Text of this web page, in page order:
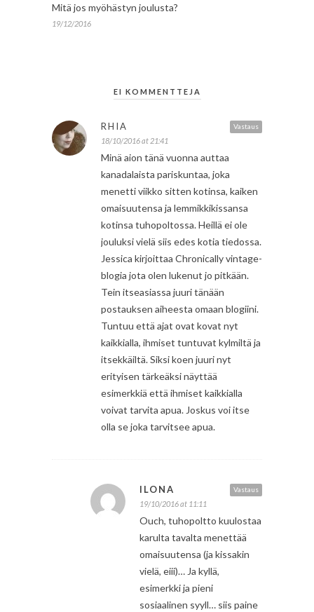
Mitä jos myöhästyn joulusta?
19/12/2016
EI KOMMENTTEJA
Vastaus
RHIA
18/10/2016 at 21:41
Minä aion tänä vuonna auttaa
kanadalaista pariskuntaa, joka
menetti viikko sitten kotinsa, kaiken
omaisuutensa ja lemmikkikissansa
kotinsa tuhopoltossa. Heillä ei ole
jouluksi vielä siis edes kotia tiedossa.
Jessica kirjoittaa Chronically vintage-
blogia jota olen lukenut jo pitkään.
Tein itseasiassa juuri tänään
postauksen aiheesta omaan blogiini.
Tuntuu että ajat ovat kovat nyt
kaikkialla, ihmiset tuntuvat kylmiltä ja
itsekkäiltä. Siksi koen juuri nyt
erityisen tärkeäksi näyttää
esimerkkiä että ihmiset kaikkialla
voivat tarvita apua. Joskus voi itse
olla se joka tarvitsee apua.
Vastaus
ILONA
19/10/2016 at 11:11
Ouch, tuhopoltto kuulostaa
karulta tavalta menettää
omaisuutensa (ja kissakin
vielä, eiii)… Ja kyllä,
esimerkki ja pieni
sosiaalinen syyll… siis paine